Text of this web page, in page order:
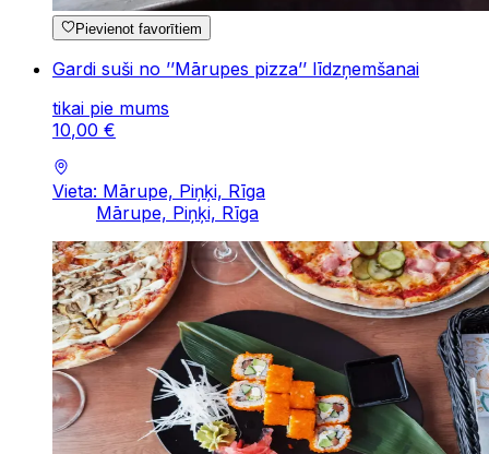
Pievienot favorītiem
Gardi suši no ’’Mārupes pizza’’ līdzņemšanai
tikai pie mums
10,00 €
Vieta: Mārupe, Piņķi, Rīga
Mārupe, Piņķi, Rīga